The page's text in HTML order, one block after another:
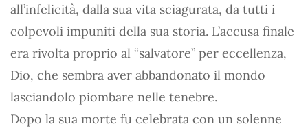
all’infelicità, dalla sua vita sciagurata, da tutti i
colpevoli impuniti della sua storia. L’accusa finale
era rivolta proprio al “salvatore” per eccellenza,
Dio, che sembra aver abbandonato il mondo
lasciandolo piombare nelle tenebre.
Dopo la sua morte fu celebrata con un solenne